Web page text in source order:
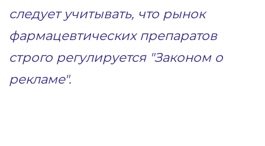
следует учитывать, что рынок
фармацевтических препаратов
строго регулируется "Законом о
рекламе".